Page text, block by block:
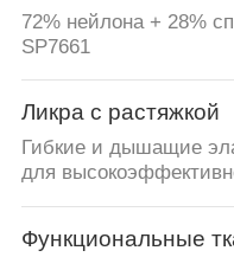
72% нейлона + 28%
SP7661
Ликра с растяжкой
Гибкие и дышащие
для
Функциональные